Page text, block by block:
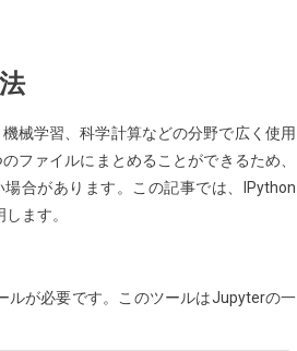
械学習、科学計算などの分野で広く使用
ファイルにまとめることができるため、
合があります。この記事では、IPython
ます。
ルが必要です。このツールはJupyterの一